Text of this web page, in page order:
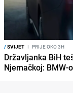
/SVIJET I PRIJE OKO 3H
Državljanka BiH
Njemačkoj: BMW-